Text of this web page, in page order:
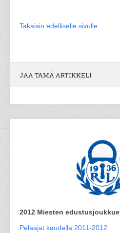
Takaisin edelliselle sivulle
JAA TÄMÄ ARTIKKELI
2012 Miesten edustusjoukkue
Pelaajat kaudella 2011-2012